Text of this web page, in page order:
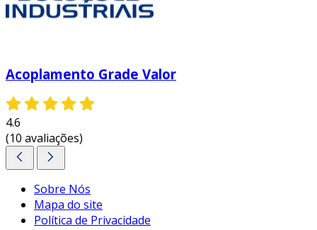
Acoplamento Grade Valor
4.6
(10 avaliações)
Sobre Nós
Mapa do site
Política de Privacidade